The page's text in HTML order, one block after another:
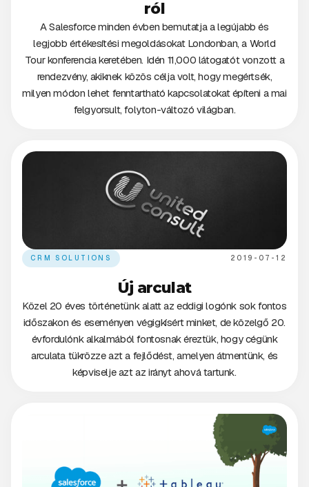
ról
A Salesforce minden évben bemutatja a legújabb és
legjobb értékesítési megoldásokat Londonban, a World
Tour konferencia keretében. Idén 11,000 látogatót vonzott a
rendezvény, akiknek közös célja volt, hogy megértsék,
milyen módon lehet fenntartható kapcsolatokat építeni a mai
felgyorsult, folyton-változó világban.
CRM SOLUTIONS 2019-07-12
Új arculat
Közel 20 éves történetünk alatt az eddigi logónk sok fontos
időszakon és eseményen végigkísért minket, de közelgő 20.
évfordulónk alkalmából fontosnak éreztük, hogy cégünk
arculata tükrözze azt a fejlődést, amelyen átmentünk, és
képviselje azt az irányt ahová tartunk.